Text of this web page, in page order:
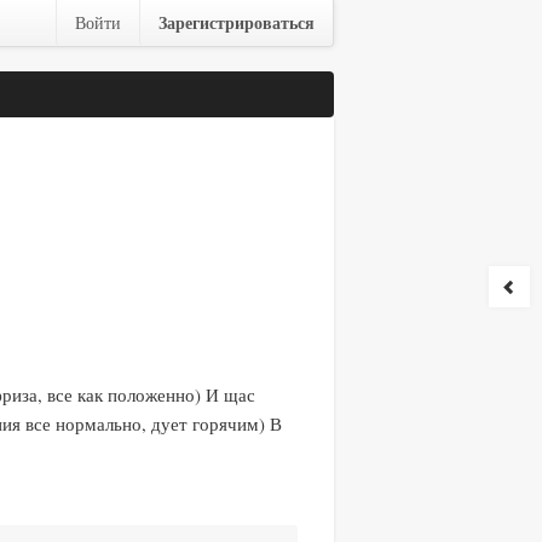
Войти Зарегистрироваться
все как положенно) И щас
все нормально, дует горячим) В